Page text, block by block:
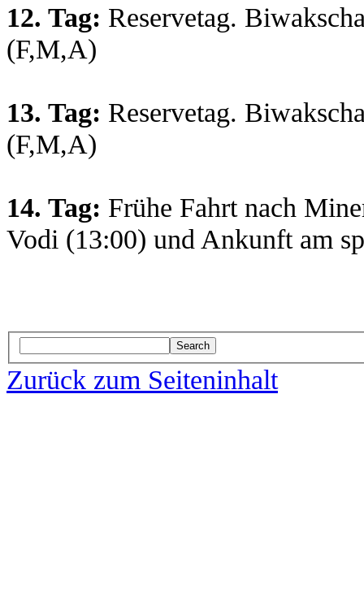
12. Tag: Reservetag.
(F,M,A)
13. Tag: Reservetag.
(F,M,A)
14. Tag: Frühe Fahrt nach
Vodi (13:00) und Ankunft am
Search
Zurück zum Seiteninhalt